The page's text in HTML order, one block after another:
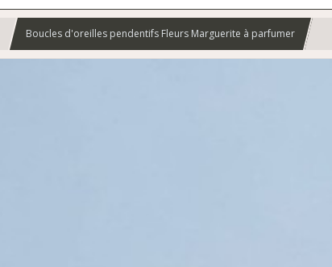
Boucles d'oreilles pendentifs Fleurs Marguerite à parfumer